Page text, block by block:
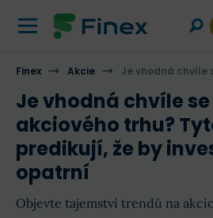
Finex Akcie Je vhodná chvíle se stáhnout z akciového
Je vhodná chvíle
akciového trhu?
predikují, že by
opatrní
Objevte tajemství trendů na